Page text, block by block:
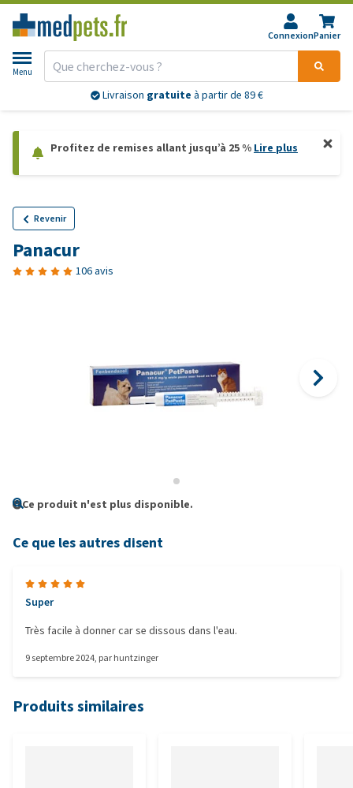
ConnexionPanier
Menu
Livraison gratuite à partir de 89 €
Profitez de remises allant jusqu’à 25 % Lire plus
Revenir
Panacur
106 avis
Ce produit n'est plus disponible.
Ce que les autres disent
Super
Très facile à donner car se dissous dans l'eau.
9 septembre 2024, parhuntzinger
Produits similaires